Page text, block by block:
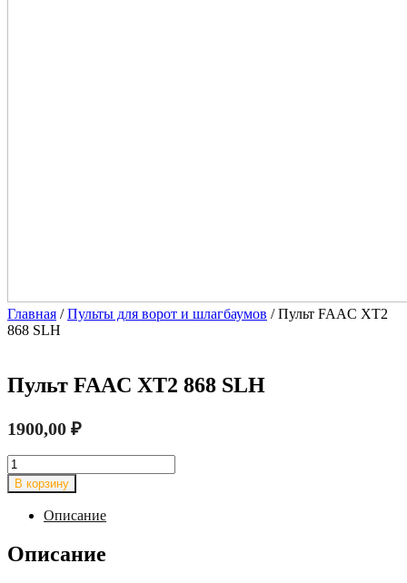
Главная /Пульты для ворот и шлагбаумов / Пульт FAAC XT2
868 SLH
Пульт FAAC XT2 868 SLH
1900,00 ₽
Количество
товара
Пульт
FAAC
868
SLH
В корзину
Описание
Описание